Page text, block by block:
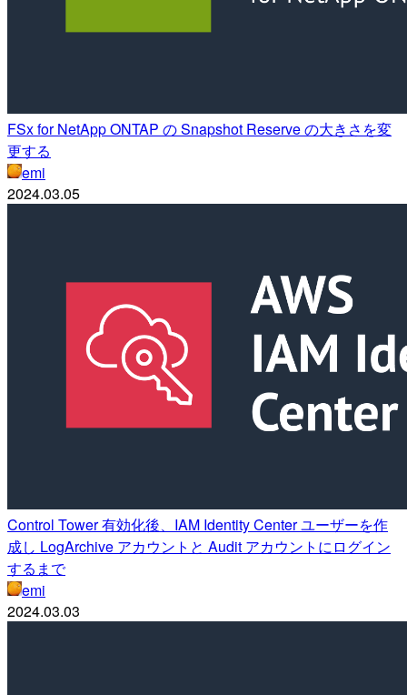
FSx for NetApp ONTAP の Snapshot Reserve の大きさを変
更する
emi
2024.03.05
Control Tower 有効化後、IAM Identity Center ユーザーを作
成し LogArchive アカウントと Audit アカウントにログイン
するまで
emi
2024.03.03